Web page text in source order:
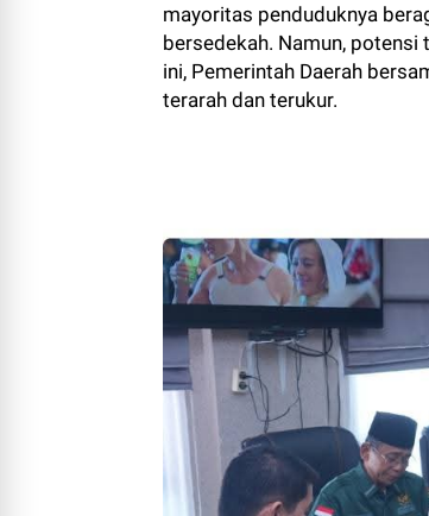
mayoritas penduduknya
bersedekah. Namun,
ini, Pemerintah Daerah
terarah dan terukur.